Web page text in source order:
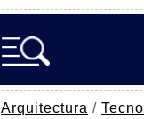
Arquitectura /